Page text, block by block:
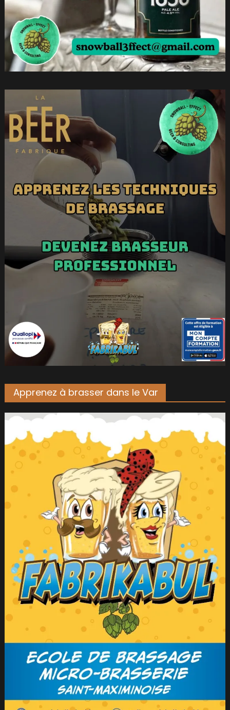
Apprenez à brasser dans le Var